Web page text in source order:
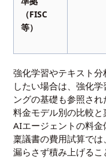
（FISC
等）
強化学習やテキスト
したい場合は、強化学
ングの基礎も参照され
料金モデル別の比較
AIエージェントの料金
稟議書の費用試算で
漏らさず積み上げるこ